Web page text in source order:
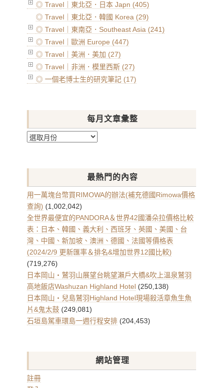
◎ Travel｜東北亞．日本 Japn (405)
◎ Travel｜東北亞．韓國 Korea (29)
◎ Travel｜東南亞．Southeast Asia (241)
◎ Travel｜歐洲 Europe (447)
◎ Travel｜美洲．美加 (27)
◎ Travel｜非洲．模里西斯 (27)
◎ 一個老博士生的研究筆記 (17)
每月文章彙整
每
章
整
最熱門的內容
用一萬塊台幣買RIMOWA的辦法(補充德國Rimowa價格
查詢) (1,002,042)
全世界最便宜的PANDORA＆世界42國潘朵拉價格比較
表：日本、韓國、義大利、西班牙、英國、美國、台
灣、中國、新加坡、澳洲、德國、法國等價格表
(2024/2/9 更新匯率＆排名&增加世界12國比較)
(719,276)
日本岡山・鷲羽山展望台眺望瀨戶大橋&吹上溫泉鷲羽
高地飯店Washuzan Highland Hotel (250,138)
日本岡山・兒島鷲羽Highland Hotel現場殺活章魚生魚
片&鬼太鼓 (249,081)
石垣島駕車環島一週行程安排 (204,453)
網站管理
註冊